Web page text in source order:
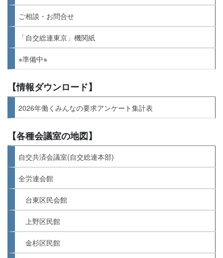
ご相談・お問合せ
「自交総連東京」機関紙
※準備中※
【情報ダウンロード】
2026年働くみんなの要求アンケート集計表
【各種会議室の地図】
自交共済会議室(自交総連本部)
全労連会館
台東区民会館
上野区民館
金杉区民館